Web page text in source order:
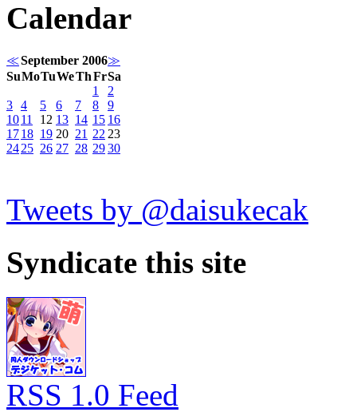
Calendar
≪September 2006≫
SuMoTuWeThFrSa
1
2
3 4 5 6 7 8
9
1011 12 13 14 15 16
1718 19 20 21 22 23
2425 26 27 28 2930
Tweets by @daisukecak
Syndicate this site
RSS 1.0 Feed